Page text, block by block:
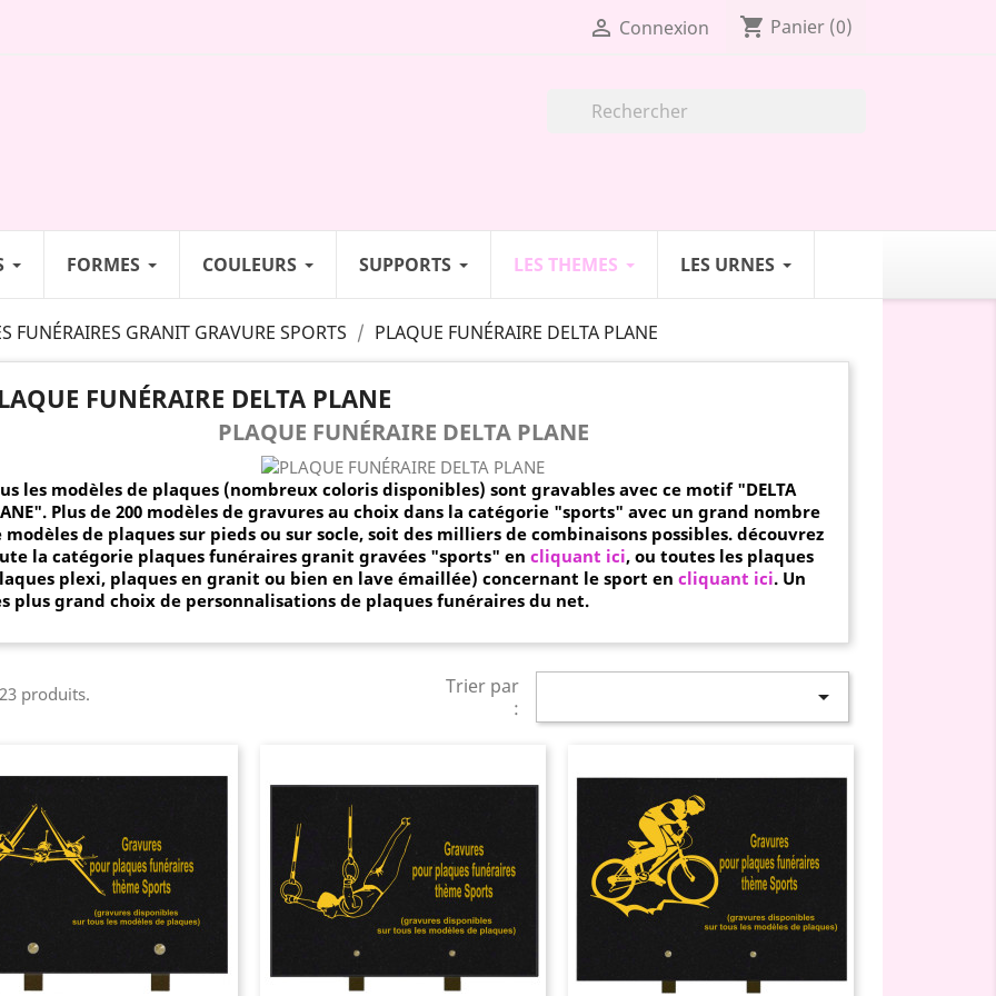
 Connexion shopping_cart Panier (0)
FORMES COULEURS SUPPORTS LES THEMES LES URNES
FUNÉRAIRES GRANIT GRAVURE SPORTS PLAQUE FUNÉRAIRE DELTA PLANE
FUNÉRAIRE DELTA PLANE
PLAQUE FUNÉRAIRE DELTA PLANE
les modèles de plaques (nombreux coloris disponibles) sont gravables avec ce motif "DELTA
Plus de 200 modèles de gravures au choix dans la catégorie "sports" avec un grand nombre
modèles de plaques sur pieds ou sur socle, soit des milliers de combinaisons possibles. découvrez
la catégorie plaques funéraires granit gravées "sports" en cliquant ici, ou toutes les plaques
plexi, plaques en granit ou bien en lave émaillée) concernant le sport en cliquant ici. Un
plus grand choix de personnalisations de plaques funéraires du net.
produits.
Trier par
:
